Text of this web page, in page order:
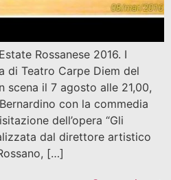
Rossanese 2016. I
di Teatro Carpe Diem del
scena il 7 agosto alle 21,00,
con la commedia
dell’opera “Gli
dal direttore artistico
[…]